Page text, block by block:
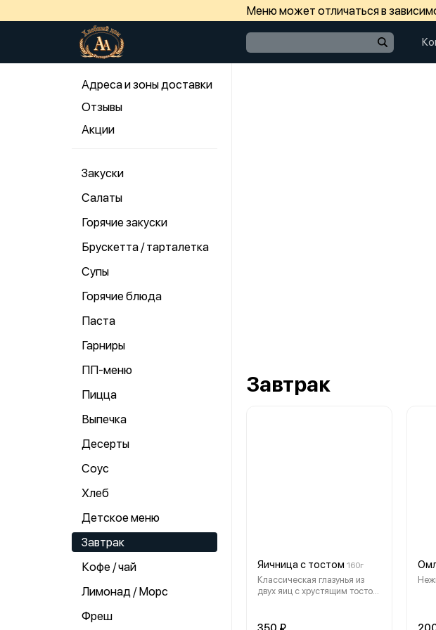
Меню может отличаться в
Адреса и зоны доставки
Отзывы
Акции
Закуски
Салаты
Горячие закуски
Брускетта / тарталетка
Супы
Горячие блюда
Паста
Гарниры
ПП-меню
Пицца
Выпечка
Десерты
Соус
Хлеб
Детское меню
Завтрак
Кофе / чай
Лимонад / Морс
Фреш
Завтрак
Яичница с тостом 160г
Классическая глазунья из
двух яиц с хрустящим тостом,